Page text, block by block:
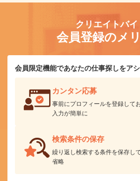
クリエイトバイ
会員登録のメ
会員限定機能であなたの仕事探しをアシ
カンタン応募
事前にプロフィールを登録して
入力が簡単に
検索条件の保存
繰り返し検索する条件を保存し
省略